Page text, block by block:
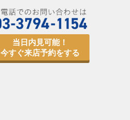
当日内見可能！
今すぐ来店予約をする